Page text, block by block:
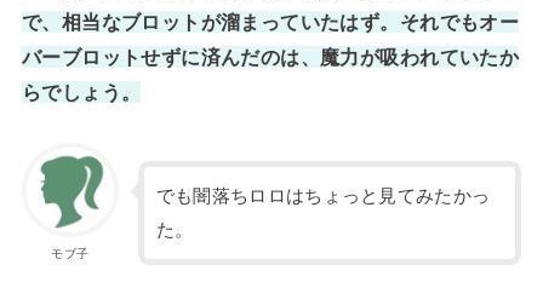
で、相当なブロットが溜まっていたはず。それでもオー
バーブロットせずに済んだのは、魔力が吸われていたか
らでしょう。
モブ子
でも闇落ちロロはちょっと見てみたかっ
た。